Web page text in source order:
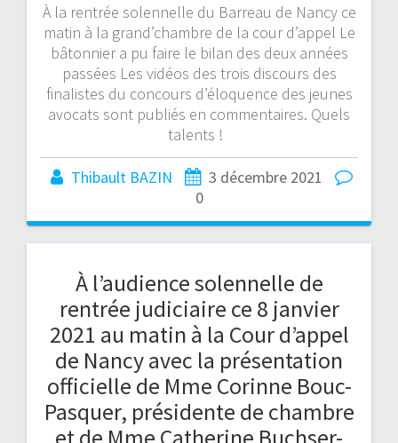
À la rentrée solennelle du Barreau de Nancy ce
matin à la grand’chambre de la cour d’appel Le
bâtonnier a pu faire le bilan des deux années
passées Les vidéos des trois discours des
finalistes du concours d’éloquence des jeunes
avocats sont publiés en commentaires. Quels
talents !
Thibault BAZIN
3 décembre 2021
0
À l’audience solennelle de
rentrée judiciaire ce 8 janvier
2021 au matin à la Cour d’appel
de Nancy avec la présentation
officielle de Mme Corinne Bouc-
Pasquer, présidente de chambre
et de Mme Catherine Buchser-